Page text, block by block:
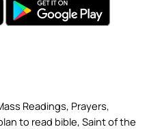
Readings, Prayers,
to read bible, Saint of the